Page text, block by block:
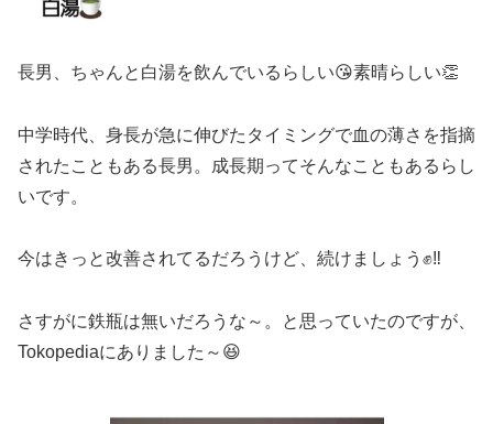
長男、ちゃんと白湯を飲んでいるらしい😘素晴らしい👏
中学時代、身長が急に伸びたタイミングで血の薄さを指摘
されたこともある長男。成長期ってそんなこともあるらし
いです。
今はきっと改善されてるだろうけど、続けましょう✊‼️
さすがに鉄瓶は無いだろうな～。と思っていたのですが、
Tokopediaにありました～😆